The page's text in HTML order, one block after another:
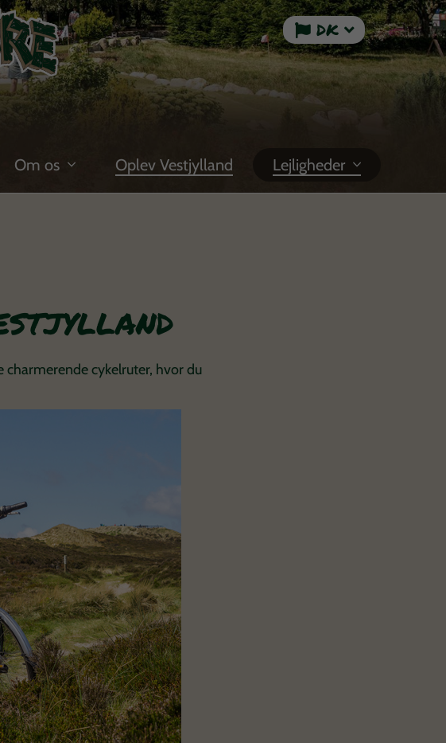
DK
Om os Oplev Vestjylland Lejligheder
charmerende cykelruter, hvor du